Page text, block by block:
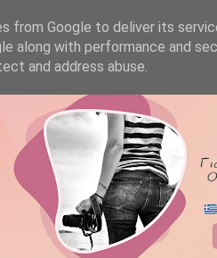
Επικοινωνία
from Google to deliver its
along with performance and
and address abuse.